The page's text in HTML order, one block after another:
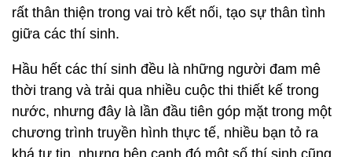
rất thân thiện trong vai trò kết nối, tạo sự thân tình
giữa các thí sinh.
Hầu hết các thí sinh đều là những người đam mê
thời trang và trải qua nhiều cuộc thi thiết kế trong
nước, nhưng đây là lần đầu tiên góp mặt trong một
chương trình truyền hình thực tế, nhiều bạn tỏ ra
khá tự tin, nhưng bên cạnh đó một số thí sinh cũng